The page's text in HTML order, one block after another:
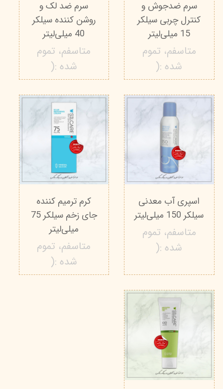
سرم ضدجوش و
کنترل چربی سیلکر
15 میلی‌لیتر
متاسفم، تموم
شده :(
سرم ضد لک و
روشن کننده سیلکر
40 میلی‌لیتر
متاسفم، تموم
شده :(
اسپری آب معدنی
سیلکر 150 میلی‌لیتر
متاسفم، تموم
شده :(
کرم ترمیم کننده
جای زخم سیلکر 75
میلی‌لیتر
متاسفم، تموم
شده :(